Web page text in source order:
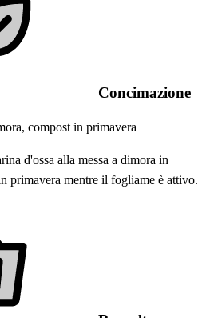
Concimazione
compost in primavera
d'ossa alla messa a dimora in
primavera mentre il fogliame è attivo.